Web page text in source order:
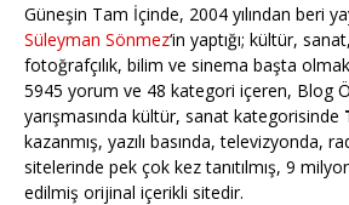
Güneşin Tam İçinde, 2004 yılından beri
Süleyman Sönmez‘in yaptığı; kültür,
fotoğrafçılık, bilim ve sinema başta
5945 yorum ve 48 kategori içeren, Blog
yarışmasında kültür, sanat kategorisinde
kazanmış, yazılı basında, televizyonda,
sitelerinde pek çok kez tanıtılmış, 9
edilmiş orijinal içerikli sitedir.